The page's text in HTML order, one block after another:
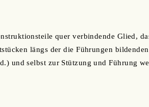
quer verbindende Glied,
längs der die Führungen
und selbst zur Stützung und Führung